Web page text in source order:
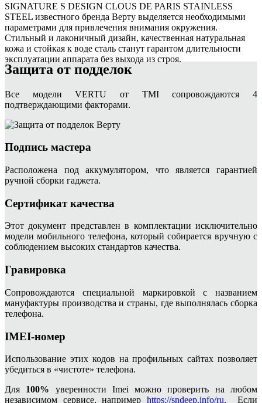
SIGNATURE S DESIGN CLOUS DE PARIS STAINLESS
STEEL известного бренда Верту выделяется необходимыми
параметрами для привлечения внимания окружения.
Стильный и лаконичный дизайн, качественная натуральная
кожа и стойкая к воде сталь станут гарантом длительности
эксплуатации аппарата без выхода из строя.
Защита от подделок
Все модели VERTU от TMI сопровождаются 4
подтверждающими факторами.
Подпись мастера
Расположена под аккумулятором, что является гарантией
ручной сборки гаджета.
Сертификат качества
Этот документ представлен в комплектации исключительно
модели мобильного телефона, который собирается вручную с
соблюдением высоких стандартов качества.
Гравировка
Сопровождаются специальной маркировкой с названием
мануфактуры производства и страны, где выполнялась сборка
телефона.
IMEI-номер
Использование этих кодов на профильных сайтах позволяет
убедиться в «чистоте» телефона.
Для 100% уверенности Imei можно проверить на любом
независимом сервисе, например https://sndeep.info/ru. Если